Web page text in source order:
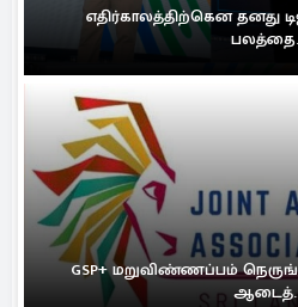
எதிர்காலத்திற்கென தனது
GSP+ மறுவிண்ணப்பம்